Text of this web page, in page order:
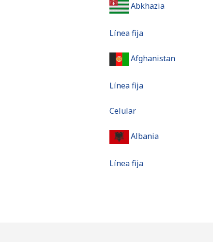
Abkhazia
Línea fija
Afghanistan
Línea fija
Celular
Albania
Línea fija